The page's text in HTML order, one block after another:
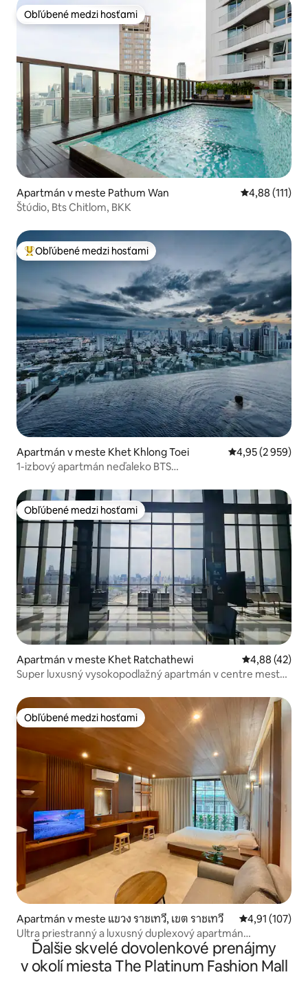
Obľúbené medzi hosťami
Obľúbené medzi hosťami
Apartmán v meste Pathum Wan Priemerné
4,88 (111)
Štúdio, Bts Chitlom, BKK
Najobľúbenejšie medzi hosťami
Obľúbené medzi hosťami
Apartmán v meste Khet Khlong Toei Priemerné
4,95 (2 959)
1-izbový apartmán neďaleko BTS
Obľúbené medzi hosťami
Obľúbené medzi hosťami
Apartmán v meste Khet Ratchathewi Priemerné
4,88 (42)
Super luxusný vysokopodlažný apartmán v centre mesta
Budha + nákupné centrum Central + skvelá poloha super
luxusný
Obľúbené medzi hosťami
Obľúbené medzi hosťami
Apartmán v meste แขวง ราชเทวี, เขต ราชเทวี Priemerné
4,91 (107)
Ultra priestranný a luxusný duplexový apartmán
@CentralBKK
Ďalšie skvelé dovolenkové prenájmy
v okolí miesta The Platinum Fashion Mall